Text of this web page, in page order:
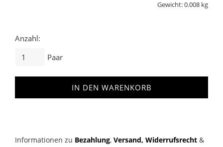
Gewicht: 0.008 kg
Anzahl:
Paar
IN DEN WARENKORB
Informationen zu Bezahlung, Versand, Widerrufsrecht &